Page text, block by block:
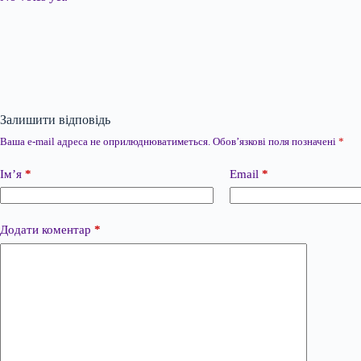
Залишити відповідь
Ваша e-mail адреса не оприлюднюватиметься. Обов’язкові поля позначені *
Ім’я * Email *
Додати коментар *